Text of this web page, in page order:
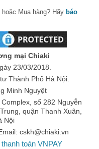
hoặc Mua hàng? Hãy báo
mại Chiaki
23/03/2018.
Thành Phố Hà Nội.
Minh Nguyệt
số 282 Nguyễn
quận Thanh Xuân,
Nội
cskh@chiaki.vn
toán VNPAY